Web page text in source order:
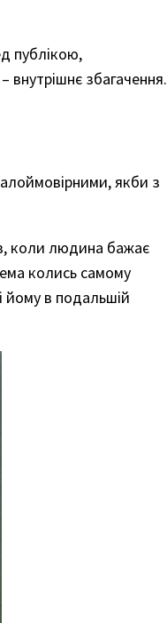
публікою,
внутрішнє збагачення.
якби з
коли людина бажає
колись самому
йому в подальшій